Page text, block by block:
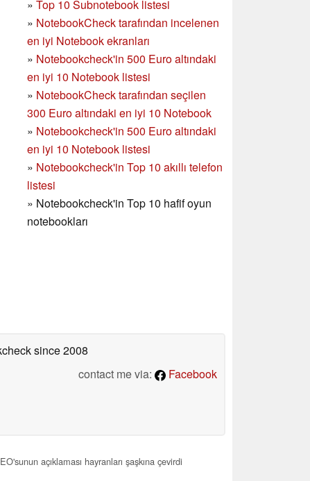
» Top 10 Subnotebook listesi
» NotebookCheck tarafından incelenen
en iyi Notebook ekranları
» Notebookcheck'in 500 Euro altındaki
en iyi 10 Notebook listesi
» NotebookCheck tarafından seçilen
300 Euro altındaki en iyi 10 Notebook
» Notebookcheck'in 500 Euro altındaki
en iyi 10 Notebook listesi
» Notebookcheck'in Top 10 akıllı telefon
listesi
» Notebookcheck'in Top 10 hafif oyun
notebookları
since 2008
contact me via:
Facebook
açıklaması hayranları şaşkına çevirdi